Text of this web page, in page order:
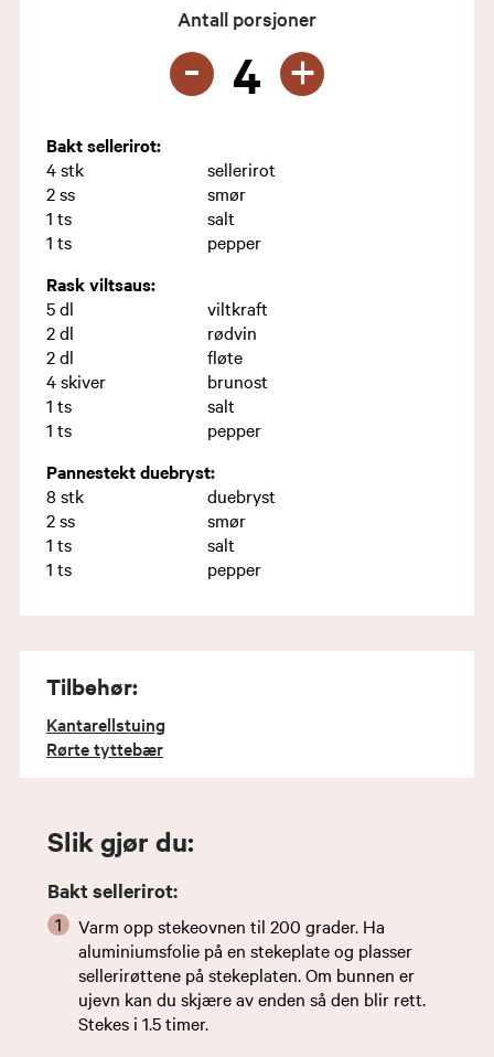
Antall porsjoner
- 4 +
Bakt sellerirot:
4stk
sellerirot
2ss
smør
1 ts
salt
1 ts
pepper
Rask viltsaus:
5dl
viltkraft
2dl
rødvin
2dl
fløte
4skiver
brunost
1 ts
salt
1 ts
pepper
Pannestekt duebryst:
8stk
duebryst
2ss
smør
1 ts
salt
1 ts pepper
Tilbehør:
Kantarellstuing
Rørte tyttebær
Slik gjør du:
Bakt sellerirot:
Varm opp stekeovnen til 200 grader. Ha
aluminiumsfolie på en stekeplate og plasser
sellerirøttene på stekeplaten. Om bunnen er
ujevn kan du skjære av enden så den blir rett.
Stekes i 1.5 timer.